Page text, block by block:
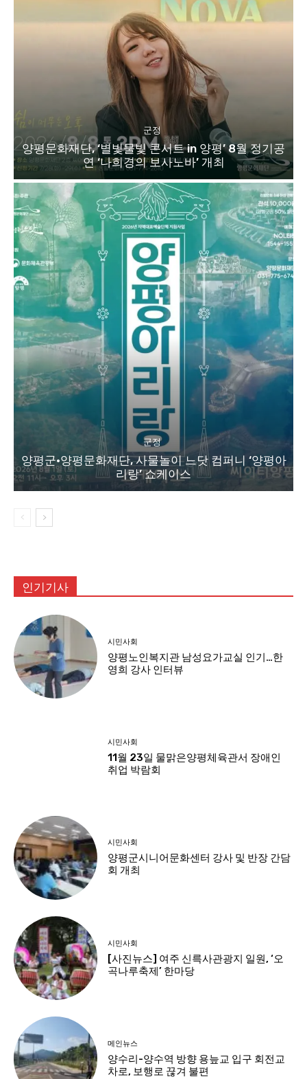
군정
양평문화재단, ‘별빛물빛 콘서트 in 양평’ 8월 정기공
연 ‘나희경의 보사노바’ 개최
군정
양평군·양평문화재단, 사물놀이 느닷 컴퍼니 ‘양평아
리랑’ 쇼케이스
인기기사
시민사회
양평노인복지관 남성요가교실 인기…한
영희 강사 인터뷰
시민사회
11월 23일 물맑은양평체육관서 장애인
취업 박람회
시민사회
양평군시니어문화센터 강사 및 반장 간담
회 개최
시민사회
[사진뉴스] 여주 신륵사관광지 일원, ‘오
곡나루축제’ 한마당
메인뉴스
양수리-양수역 방향 용늪교 입구 회전교
차로, 보행로 끊겨 불편